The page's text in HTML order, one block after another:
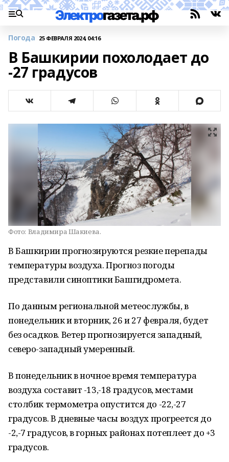
Погода 25 ФЕВРАЛЯ 2024, 04:16
В Башкирии похолодает до
-27 градусов
Фото: Владимира Шакиева.
В Башкирии прогнозируются резкие перепады
температуры воздуха. Прогноз погоды
представили синоптики Башгидромета.
По данным региональной метеослужбы, в
понедельник и вторник, 26 и 27 февраля, будет
без осадков. Ветер прогнозируется западный,
северо-западный умеренный.
В понедельник в ночное время температура
воздуха составит -13,-18 градусов, местами
столбик термометра опустится до -22,-27
градусов. В дневные часы воздух прогреется до
-2,-7 градусов, в горных районах потеплеет до +3
градусов.